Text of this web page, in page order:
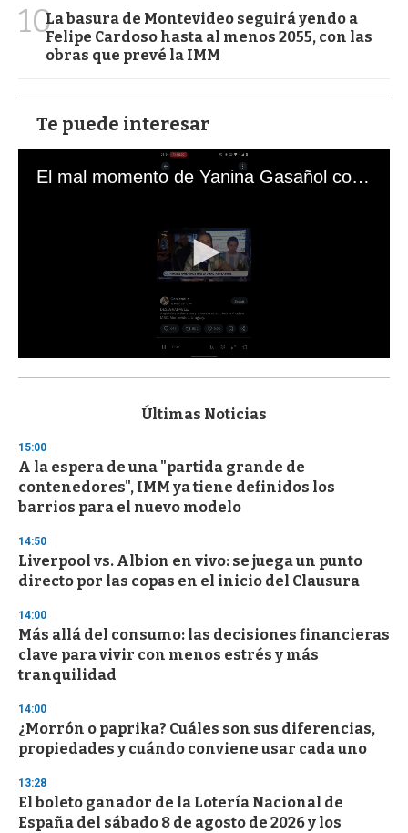
10La basura de Montevideo seguirá yendo a
Felipe Cardoso hasta al menos 2055, con las
obras que prevé la IMM
Te puede interesar
El mal momento de Yanina Gasañol con un hincha argentino en "Subrayado"
s
d
s
o
f
3
s
e
c
o
d
s
Últimas Noticias
15:00
A la espera de una "partida grande de
contenedores", IMM ya tiene definidos los
barrios para el nuevo modelo
14:50
Liverpool vs. Albion en vivo: se juega un punto
directo por las copas en el inicio del Clausura
14:00
Más allá del consumo: las decisiones financieras
clave para vivir con menos estrés y más
tranquilidad
14:00
¿Morrón o paprika? Cuáles son sus diferencias,
propiedades y cuándo conviene usar cada uno
13:28
El boleto ganador de la Lotería Nacional de
España del sábado 8 de agosto de 2026 y los